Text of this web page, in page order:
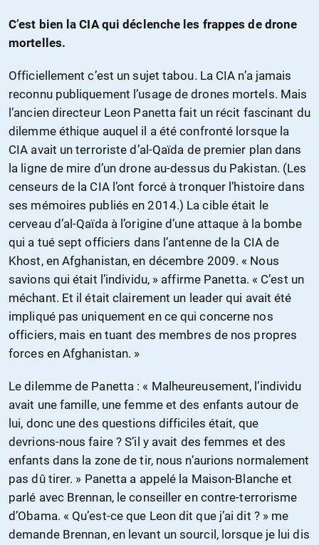
C’est bien la CIA qui déclenche les frappes de drone
mortelles.
Officiellement c’est un sujet tabou. La CIA n’a jamais
reconnu publiquement l’usage de drones mortels. Mais
l’ancien directeur Leon Panetta fait un récit fascinant du
dilemme éthique auquel il a été confronté lorsque la
CIA avait un terroriste d’al-Qaïda de premier plan dans
la ligne de mire d’un drone au-dessus du Pakistan. (Les
censeurs de la CIA l’ont forcé à tronquer l’histoire dans
ses mémoires publiés en 2014.) La cible était le
cerveau d’al-Qaïda à l’origine d’une attaque à la bombe
qui a tué sept officiers dans l’antenne de la CIA de
Khost, en Afghanistan, en décembre 2009. « Nous
savions qui était l’individu, » affirme Panetta. « C’est un
méchant. Et il était clairement un leader qui avait été
impliqué pas uniquement en ce qui concerne nos
officiers, mais en tuant des membres de nos propres
forces en Afghanistan. »
Le dilemme de Panetta : « Malheureusement, l’individu
avait une famille, une femme et des enfants autour de
lui, donc une des questions difficiles était, que
devrions-nous faire ? S’il y avait des femmes et des
enfants dans la zone de tir, nous n’aurions normalement
pas dû tirer. » Panetta a appelé la Maison-Blanche et
parlé avec Brennan, le conseiller en contre-terrorisme
d’Obama. « Qu’est-ce que Leon dit que j’ai dit ? » me
demande Brennan, en levant un sourcil, lorsque je lui dis